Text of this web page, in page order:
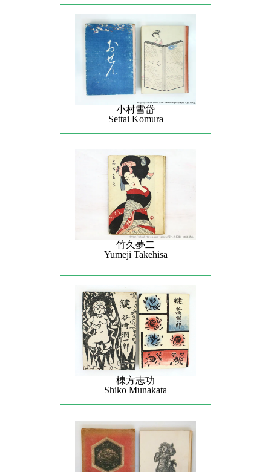
小村雪岱
Settai Komura
竹久夢二
Yumeji Takehisa
棟方志功
Shiko Munakata